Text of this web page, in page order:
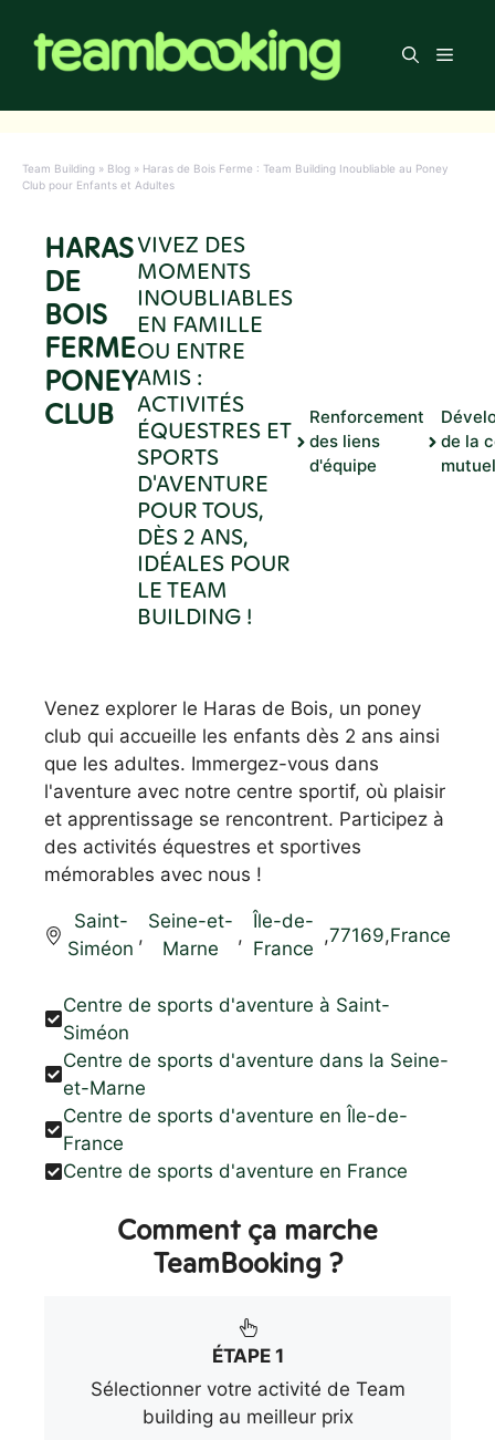
contenu
Menu
Team Building » Blog » Haras de Bois Ferme : Team Building Inoubliable au Poney
Club pour Enfants et Adultes
HARAS
DE
BOIS
FERME
PONEY
CLUB
VIVEZ DES
MOMENTS
INOUBLIABLES
EN FAMILLE
OU ENTRE
AMIS :
ACTIVITÉS
ÉQUESTRES ET
SPORTS
D'AVENTURE
POUR TOUS,
DÈS 2 ANS,
IDÉALES POUR
LE TEAM
BUILDING !
Renforcement
des liens
d'équipe
de la
Venez explorer le Haras de Bois, un poney
club qui accueille les enfants dès 2 ans ainsi
que les adultes. Immergez-vous dans
l'aventure avec notre centre sportif, où plaisir
et apprentissage se rencontrent. Participez à
des activités équestres et sportives
mémorables avec nous !
Saint-
Siméon
,
Seine-et-
Marne
,
Île-de-
France
,77169,France
Centre de sports d'aventure à Saint-
Siméon
Centre de sports d'aventure dans la Seine-
et-Marne
Centre de sports d'aventure en Île-de-
France
Centre de sports d'aventure en France
Comment ça marche
TeamBooking ?
ÉTAPE 1
Sélectionner votre activité de Team
building au meilleur prix